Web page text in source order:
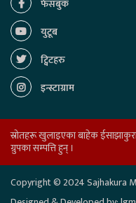
फेसबुक
युटूब
ट्विटहरु
इन्स्टाग्राम
स्रोतहरू खुलाइएका बाहेक
ग्रुपका सम्पत्ति हुन् ।
Copyright © 2024 Sajhakura